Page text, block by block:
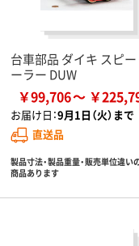
台車部品 ダイキ スピー
ーラー DUW
￥99,706 ￥
お届け日：9月1日（火）まで
直送品
製品寸法・製品重量・販売単位違い
商品あります